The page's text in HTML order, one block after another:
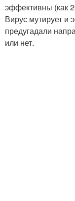
эффективны (как
Вирус мутирует и
предугадали
или нет.